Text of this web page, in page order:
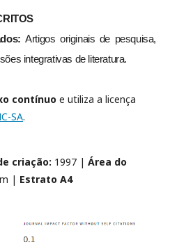
Artigos originais de pesquisa,
integrativas de literatura.
contínuo e utiliza a licença
SA.
criação: 1997 | Área do
| Estrato A4